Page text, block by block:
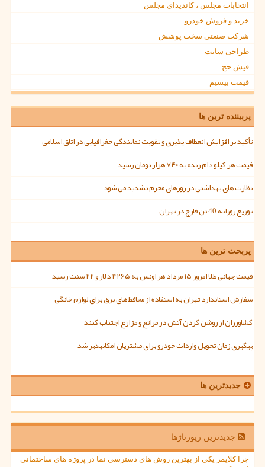
انتخابات مجلس ، کاندیدای مجلس
خرید و فروش خودرو
شرکت صنعتی سخت پوشش
طراحی سایت
فیش حج
قیمت بیسیم
پربیننده ترین ها
تأکید بر افزایش انعطاف پذیری و تقویت نمایندگی جغرافیایی در اتاق اسلامی
قیمت هر کیلو دام زنده به ۷۴۰ هزار تومان رسید
نظارت های بهداشتی در روزهای محرم تشدید می شود
توزیع روزانه 40 تن قارچ در تهران
پربحث ترین ها
قیمت جهانی طلا امروز ۱۵ مرداد هر اونس به ۴۲۶۵ دلار و ۲۲ سنت رسید
سفارش استاندارد تهران به استفاده از محافظ های برق برای لوازم خانگی
کشاورزان از روشن کردن آتش در مراتع و مزارع اجتناب کنند
پیگیری زمان تحویل واردات خودرو برای مشتریان امکانپذیر شد
جدیدترین ها
جدیدترین رپورتاژها
چرا کلایمر یکی از بهترین روش های دسترسی نما در پروژه های ساختمانی